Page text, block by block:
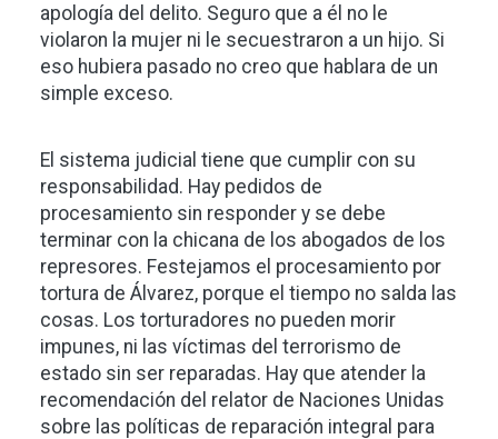
apología del delito. Seguro que a él no le
violaron la mujer ni le secuestraron a un hijo. Si
eso hubiera pasado no creo que hablara de un
simple exceso.
El sistema judicial tiene que cumplir con su
responsabilidad. Hay pedidos de
procesamiento sin responder y se debe
terminar con la chicana de los abogados de los
represores. Festejamos el procesamiento por
tortura de Álvarez, porque el tiempo no salda las
cosas. Los torturadores no pueden morir
impunes, ni las víctimas del terrorismo de
estado sin ser reparadas. Hay que atender la
recomendación del relator de Naciones Unidas
sobre las políticas de reparación integral para